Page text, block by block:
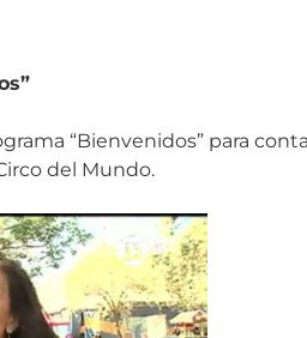
“Bienvenidos” para
del Mundo.